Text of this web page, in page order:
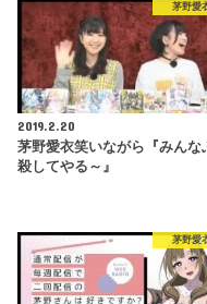
茅野愛
2019.2.20
茅野愛衣笑いながら『みんな
殺してやる～』
茅野愛